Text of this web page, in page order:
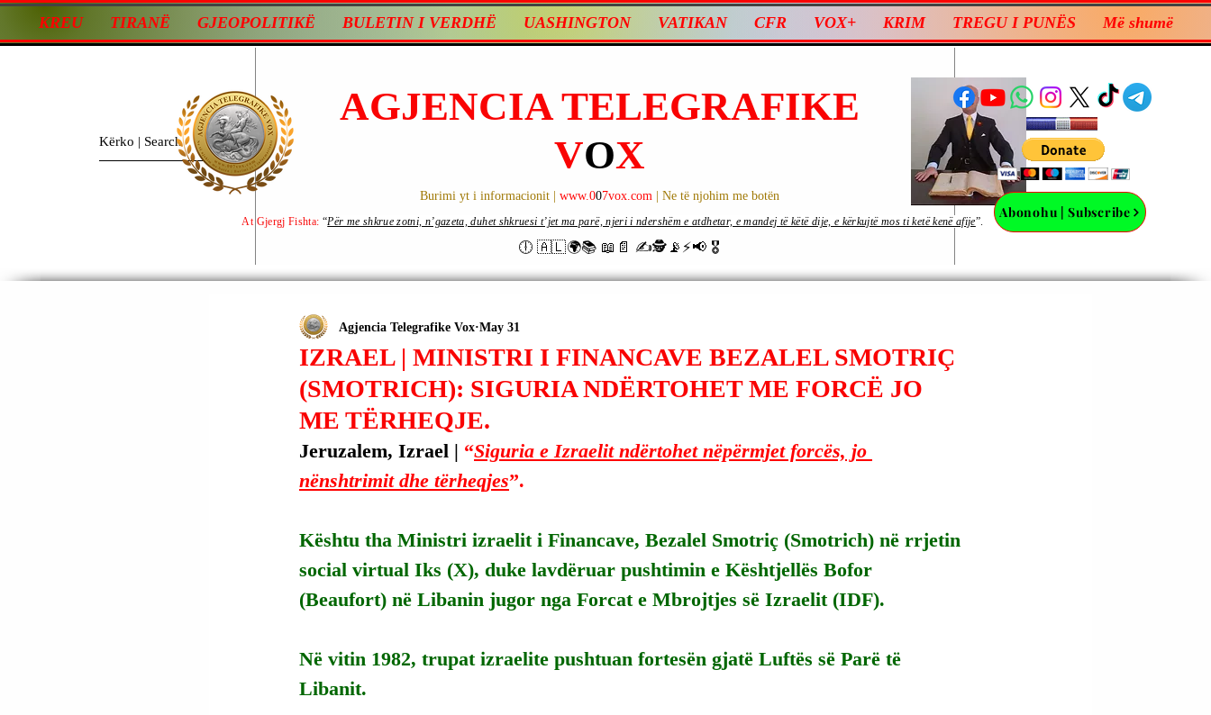
KREU TIRANË GJEOPOLITIKË BULETIN I VERDHË UASHINGTON VATIKAN CFR VOX+ KRIM TREGU I PUNËS Më shumë
AGJENCIA TELEGRAFIKE
VOX
Burimi yt i informacionit | www.007vox.com | Ne të njohim me botën
🕕 🇦🇱🌍📚 📖📄 ✍🕵️📡⚡️📢 🎖
Abonohu | Subscribe
At Gjergj Fishta: “Për me shkrue zotni, n’gazeta, duhet shkruesi t’jet ma parë, njeri i ndershëm e atdhetar, e mandej të këtë dije, e kërkujtë mos ti ketë kenë afije”.
IZRAEL | MINISTRI I FINANCAVE BEZALEL SMOTRIÇ
(SMOTRICH): SIGURIA NDËRTOHET ME FORCË JO
ME TËRHEQJE.
Agjencia Telegrafike Vox May 31
Jeruzalem, Izrael | “Siguria e Izraelit ndërtohet nëpërmjet forcës, jo
nënshtrimit dhe tërheqjes”.
Kështu tha Ministri izraelit i Financave, Bezalel Smotriç (Smotrich) në rrjetin
social virtual Iks (X), duke lavdëruar pushtimin e Kështjellës Bofor
(Beaufort) në Libanin jugor nga Forcat e Mbrojtjes së Izraelit (IDF).
Në vitin 1982, trupat izraelite pushtuan fortesën gjatë Luftës së Parë të
Libanit.